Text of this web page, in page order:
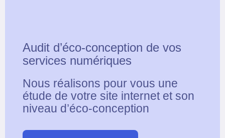
Audit d’éco-conception de vos
services numériques
Nous réalisons pour vous une
étude de votre site internet et son
niveau d’éco-conception